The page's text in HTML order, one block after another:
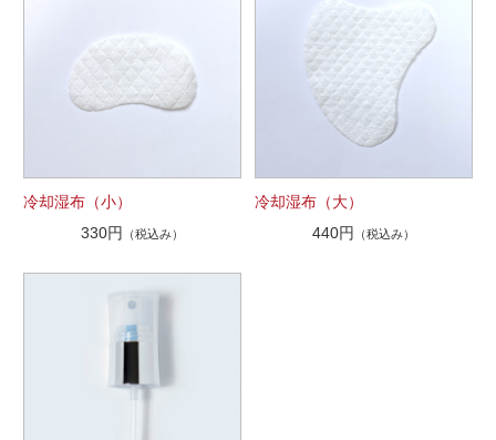
冷却湿布（小）
330円
（税込み）
冷却湿布（大）
440円
（税込み）